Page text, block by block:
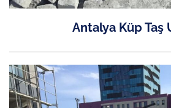
Antalya Küp Taş